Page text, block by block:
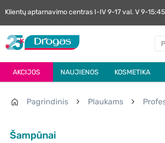
Klientų aptarnavimo centras I-IV 9-17 val. V 9-
AKCIJOS NAUJIENOS KOSMETIKA
Pagrindinis Plaukams
Šampūnai